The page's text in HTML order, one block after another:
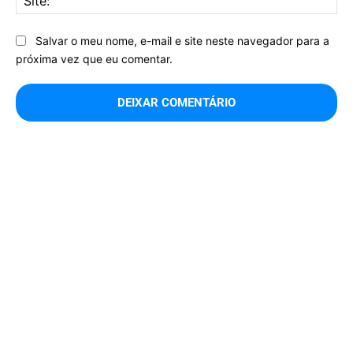
Salvar o meu nome, e-mail e site neste navegador para a
próxima vez que eu comentar.